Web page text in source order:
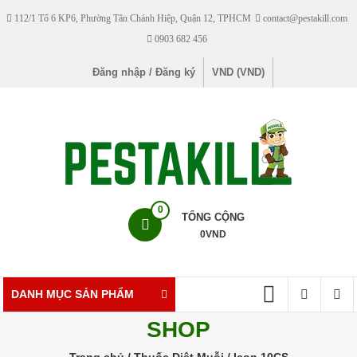
Skip112/1 Tổ 6 KP6, Phường Tân Chánh Hiệp, Quận 12, TPHCM
contact@pestakill.com
0903 682 456
Đăng nhập / Đăng ký VND (VND)
0
TỔNG CỘNG
0VND
DANH MỤC SẢN PHẨM
SHOP